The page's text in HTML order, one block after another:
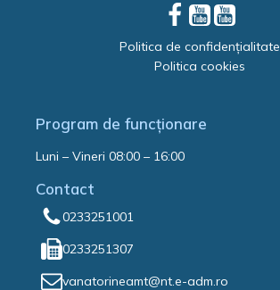
Politica de confidențialitate
Politica cookies
Program de funcționare
Luni – Vineri 08:00 – 16:00
Contact
0233251001
0233251307
vanatorineamt@nt.e-adm.ro